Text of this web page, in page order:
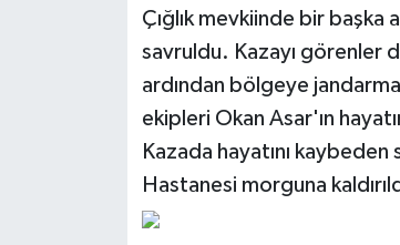
Çığlık mevkiinde bir başka
savruldu. Kazayı görenler
ardından bölgeye
ekipleri Okan Asar'ın
Kazada hayatını
Hastanesi morguna